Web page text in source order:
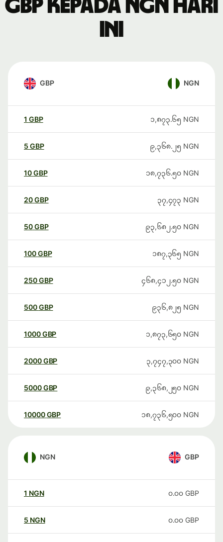
GBP kepada NGN hari
ini
GBP NGN
1 GBP ၁,၈၇၃.၆၅ NGN
5 GBP ၉,၃၆၈.၂၅ NGN
10GBP ၁၈,၇၃၆.၅၀ NGN
20GBP ၃၇,၄၇၃ NGN
50GBP ၉၃,၆၈၂.၅၀ NGN
100GBP ၁၈၇,၃၆၅ NGN
250GBP ၄၆၈,၄၁၂.၅၀ NGN
500GBP ၉၃၆,၈၂၅ NGN
1000GBP ၁,၈၇၃,၆၅၀ NGN
2000GBP ၃,၇၄၇,၃၀၀ NGN
5000GBP ၉,၃၆၈,၂၅၀ NGN
10000 GBP ၁၈,၇၃၆,၅၀၀ NGN
NGN GBP
1 NGN ၀.၀၀ GBP
5 NGN ၀.၀၀ GBP